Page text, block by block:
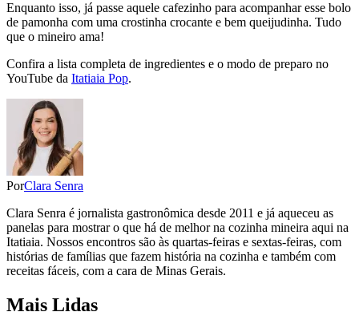
Enquanto isso, já passe aquele cafezinho para acompanhar esse bolo
de pamonha com uma crostinha crocante e bem queijudinha. Tudo
que o mineiro ama!
Confira a lista completa de ingredientes e o modo de preparo no
YouTube da Itatiaia Pop.
PorClara Senra
Clara Senra é jornalista gastronômica desde 2011 e já aqueceu as
panelas para mostrar o que há de melhor na cozinha mineira aqui na
Itatiaia. Nossos encontros são às quartas-feiras e sextas-feiras, com
histórias de famílias que fazem história na cozinha e também com
receitas fáceis, com a cara de Minas Gerais.
Mais Lidas